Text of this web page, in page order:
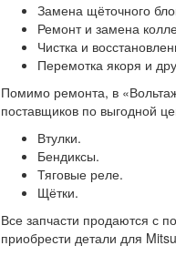
Замена щёточного
Ремонт и замена
Чистка и
Перемотка якоря и
Помимо ремонта, в
поставщиков по выгодной
Втулки.
Бендиксы.
Тяговые реле.
Щётки.
Все запчасти продаются с
приобрести детали для